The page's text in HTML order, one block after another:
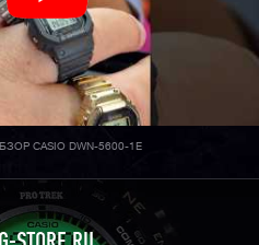
CASIO DWN-5600-1E